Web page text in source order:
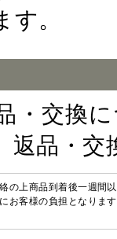
。
・交換
返品・
の上商品到着後一週間
お客様の負担となりま